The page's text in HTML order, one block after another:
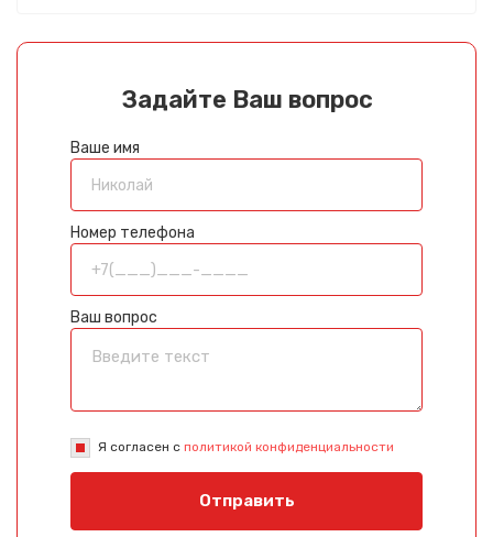
Задайте Ваш вопрос
Ваше имя
Номер телефона
Ваш вопрос
Я согласен с политикой конфиденциальности
Отправить